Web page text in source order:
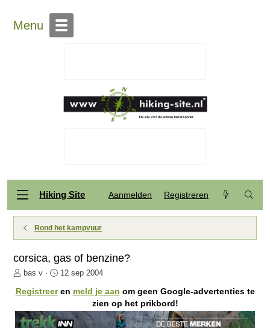
Menu
Hiking Site Aanmelden Registreren
Rond het kampvuur
corsica, gas of benzine?
O
d
r
bas v
S
a
t
12 sep 2004
Registreeren meld je aan om geen Google-advertenties te
zien op het prikbord!